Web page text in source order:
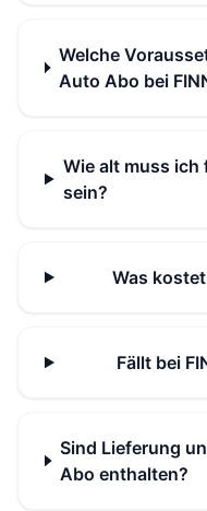
Welche
Auto Abo bei
Wie alt muss ich
sein?
Was
Fällt bei
Sind Lieferung
Abo enthalten?